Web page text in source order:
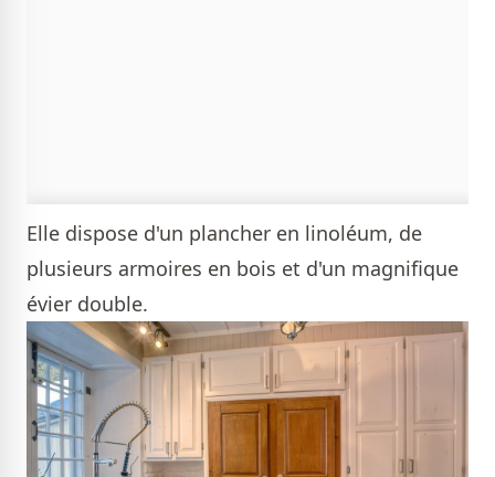
Elle dispose d'un plancher en linoléum, de
plusieurs armoires en bois et d'un magnifique
évier double.